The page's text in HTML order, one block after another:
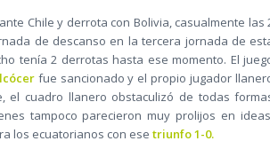
Chile y derrota con Bolivia, casualmente las
de descanso en la tercera jornada de
tenía 2 derrotas hasta ese momento. El
fue sancionado y el propio jugador
el cuadro llanero obstaculizó de todas
tampoco parecieron muy prolijos en
los ecuatorianos con ese triunfo 1-0.